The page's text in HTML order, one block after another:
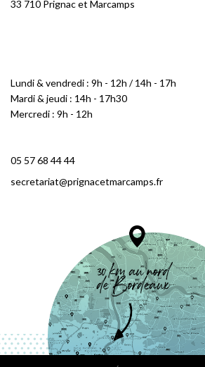
33 710 Prignac et Marcamps
Lundi & vendredi : 9h - 12h / 14h - 17h
Mardi & jeudi : 14h - 17h30
Mercredi : 9h - 12h
05 57 68 44 44
secretariat@prignacetmarcamps.fr